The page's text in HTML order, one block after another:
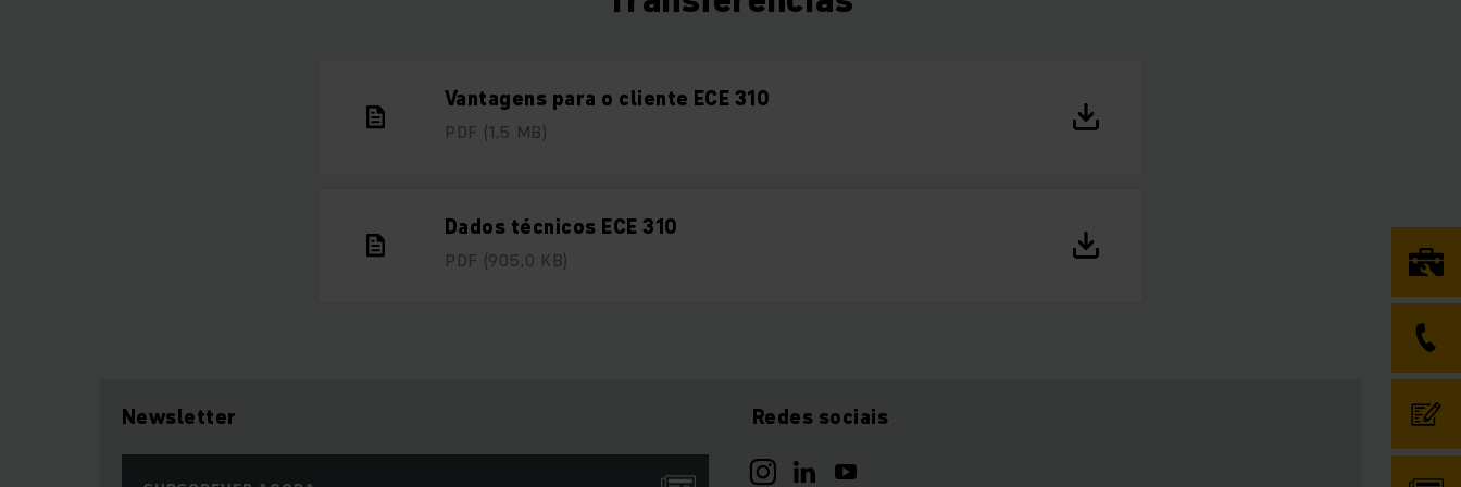
Vantagens para o cliente ECE 310
PDF (1,5 MB)
Dados técnicos ECE 310
PDF (905,0 KB)
Newsletter Redes sociais